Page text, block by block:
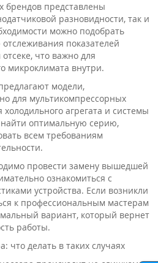
брендов представлены
разновидности, так и
можно подобрать
показателей
что важно для
микроклимата внутри.
модели,
для мультикомпрессорных
агрегата и системы
оптимальную серию,
всем требованиям
провести замену вышедшей
ознакомиться с
устройства. Если возникли
к профессиональным мастерам
вариант, который вернет
работы.
что делать в таких случаях